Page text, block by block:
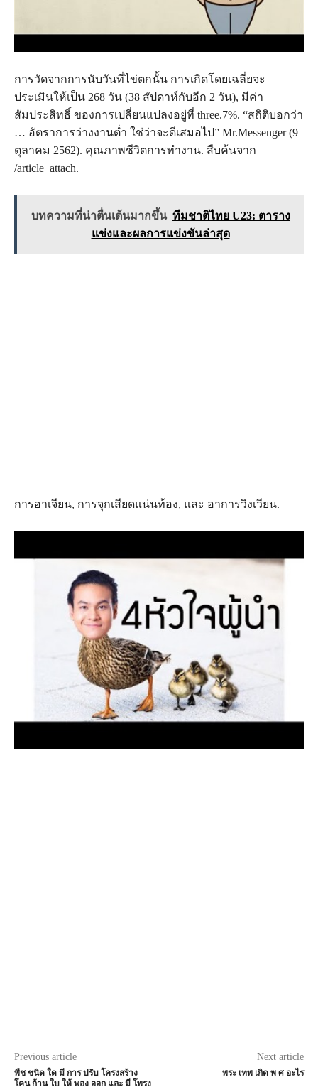
การวัดจากการนับวันที่ไข่ตกนั้น การเกิดโดยเฉลี่ยจะ
ประเมินให้เป็น 268 วัน (38 สัปดาห์กับอีก 2 วัน), มีค่า
สัมประสิทธิ์ ของการเปลี่ยนแปลงอยู่ที่ three.7%. “สถิติบอกว่า
… อัตราการว่างงานต่ำ ใช่ว่าจะดีเสมอไป” Mr.Messenger (9
ตุลาคม 2562). คุณภาพชีวิตการทำงาน. สืบค้นจาก
/article_attach.
บทความที่น่าตื่นเต้นมากขึ้น ทีมชาติไทย U23: ตาราง
แข่งและผลการแข่งขันล่าสุด
การอาเจียน, การจุกเสียดแน่นท้อง, และ อาการวิงเวียน.
Previous article
พืช ชนิด ใด มี การ ปรับ โครงสร้าง
โคน ก้าน ใบ ให้ พอง ออก และ มี โพรง
Next article
พระ เทพ เกิด พ ศ อะไร